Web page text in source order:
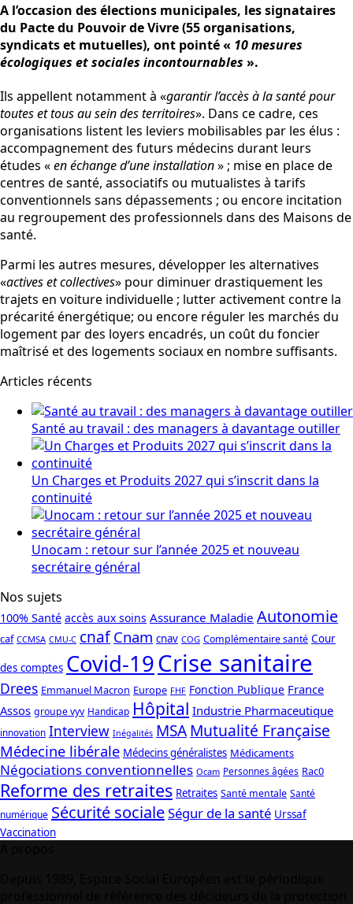
A l’occasion des élections municipales, les signataires
du Pacte du Pouvoir de Vivre (55 organisations,
syndicats et mutuelles), ont pointé « 10 mesures
écologiques et sociales incontournables ».
Ils appellent notamment à «garantir l’accès à la santé pour
toutes et tous au sein des territoires». Dans ce cadre, ces
organisations listent les leviers mobilisables par les élus :
accompagnement des futurs médecins durant leurs
études «en échange d’une installation» ; mise en place de
centres de santé, associatifs ou mutualistes à tarifs
conventionnels sans dépassements ; ou encore incitation
au regroupement des professionnels dans des Maisons de
santé.
Parmi les autres mesures, développer les alternatives
«actives et collectives» pour diminuer drastiquement les
trajets en voiture individuelle ; lutter activement contre la
précarité énergétique; ou encore réguler les marchés du
logement par des loyers encadrés, un coût du foncier
maîtrisé et des logements sociaux en nombre suffisants.
Articles récents
Santé au travail : des managers à davantage outiller
Un Charges et Produits 2027 qui s’inscrit dans la
continuité
Unocam : retour sur l’année 2025 et nouveau
secrétaire général
Nos sujets
100% Santé accès aux soins Assurance Maladie Autonomie
caf CCMSA CMU-C cnaf Cnam cnav COG Complémentaire santé Cour
des comptes Covid-19Crise sanitaire
Drees Emmanuel Macron Europe FHF Fonction Publique France
Assos groupe vyv Handicap Hôpital Industrie Pharmaceutique
innovation Interview Inégalités MSAMutualité Française
Médecine libérale Médecins généralistes Médicaments
Négociations conventionnelles Ocam Personnes âgées Rac0
Reforme des retraites Retraites Santé mentale Santé
numérique Sécurité socialeSégur de la santé Urssaf
Vaccination